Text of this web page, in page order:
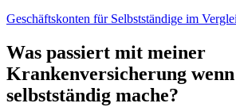
Geschäftskonten für Selbstständige im
Was passiert mit meiner
Krankenversicherung
selbstständig mache?